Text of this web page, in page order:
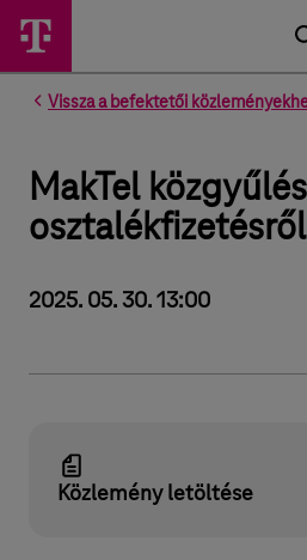
Vissza a befektetői
MakTel
osztalékfizetésről
2025. 05. 30. 13:00
Közlemény letöltése